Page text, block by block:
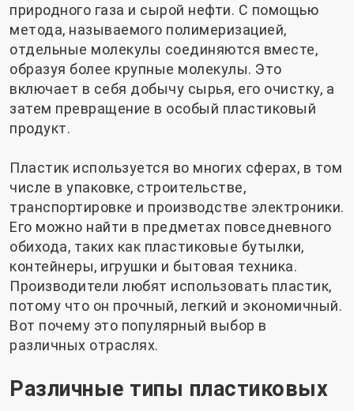
природного газа и сырой нефти. С помощью
метода, называемого полимеризацией,
отдельные молекулы соединяются вместе,
образуя более крупные молекулы. Это
включает в себя добычу сырья, его очистку, а
затем превращение в особый пластиковый
продукт.
Пластик используется во многих сферах, в том
числе в упаковке, строительстве,
транспортировке и производстве электроники.
Его можно найти в предметах повседневного
обихода, таких как пластиковые бутылки,
контейнеры, игрушки и бытовая техника.
Производители любят использовать пластик,
потому что он прочный, легкий и экономичный.
Вот почему это популярный выбор в
различных отраслях.
Различные типы пластиковых